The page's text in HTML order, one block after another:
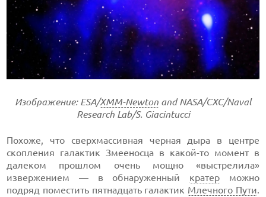
Изображение: ESA/XMM-Newton and NASA/CXC/Naval
Research Lab/S. Giacintucci
Похоже, что сверхмассивная черная дыра в центре
скопления галактик Змееносца в какой-то момент в
далеком прошлом очень мощно «выстрелила»
извержением — в обнаруженный кратер можно
подряд поместить пятнадцать галактик Млечного Пути.